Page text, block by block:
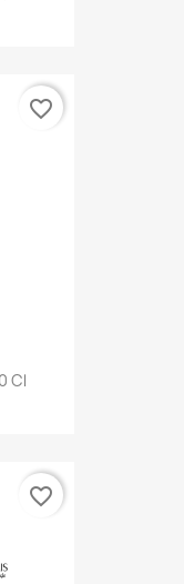
Cl
favorite_border
favorite_border